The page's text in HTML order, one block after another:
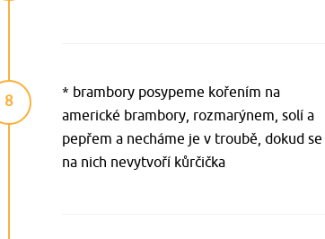
8
* brambory posypeme kořením na
americké brambory, rozmarýnem, solí a
pepřem a necháme je v troubě, dokud se
na nich nevytvoří kůrčička